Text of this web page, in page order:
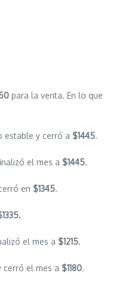
para la venta. En lo que
estable y cerró a $1445.
el mes a $1445.
en $1345.
el mes a $1215.
cerró el mes a $1180.